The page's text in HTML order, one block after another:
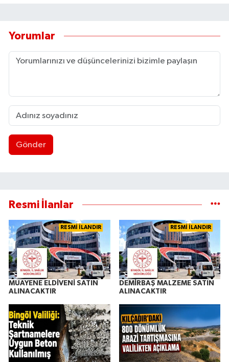
Yorumlar
Gönder
Resmi İlanlar
RESMİ İLANDIR
MUAYENE ELDİVENİ SATIN
ALINACAKTIR
RESMİ İLANDIR
DEMİRBAŞ MALZEME SATIN
ALINACAKTIR